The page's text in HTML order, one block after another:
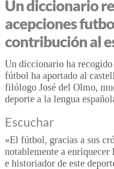
Un diccionario
acepciones
contribución al
Un diccionario ha
fútbol ha aportado al
filólogo José del Olmo,
deporte a la lengua
Escuchar
«El fútbol, gracias a sus
notablemente a
e historiador de este